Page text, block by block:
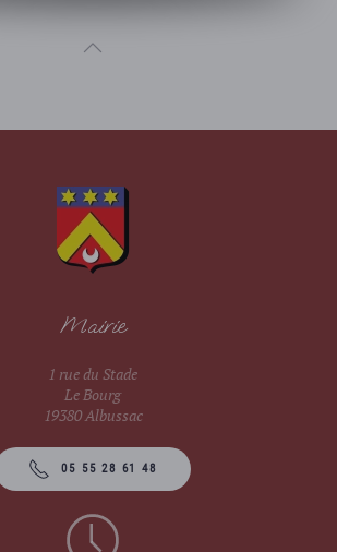
Mairie
1 rue du Stade
Le Bourg
19380 Albussac
05 55 28 61 48